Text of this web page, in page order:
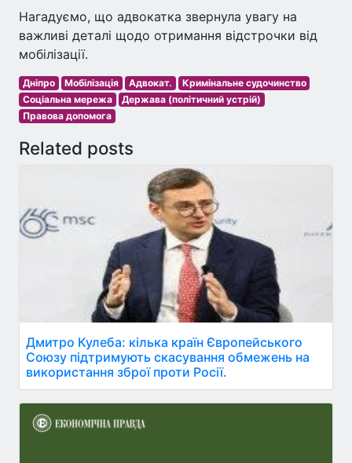
Нагадуємо, що адвокатка звернула увагу на
важливі деталі щодо отримання відстрочки від
мобілізації.
Дніпро Мобілізація Адвокат.
Кримінальне судочинство
Соціальна мережа
Держава (політичний устрій)
Правова допомога
Related posts
Дмитро Кулеба: кілька країн Європейського
Союзу підтримують скасування обмежень на
використання зброї проти Росії.